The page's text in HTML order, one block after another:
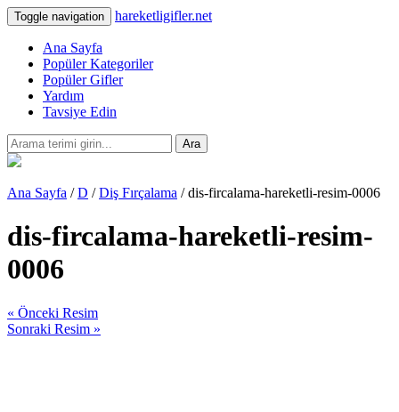
Toggle navigation hareketligifler.net
Ana Sayfa
Popüler Kategoriler
Popüler Gifler
Yardım
Tavsiye Edin
Ara
Ana Sayfa /D /Diş Fırçalama / dis-fircalama-hareketli-resim-0006
dis-fircalama-hareketli-resim-
0006
« Önceki Resim
Sonraki Resim »